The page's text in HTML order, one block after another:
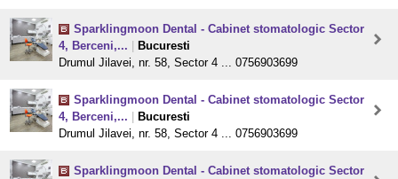
Sparklingmoon Dental - Cabinet stomatologic Sector
4, Berceni,...
Bucuresti
Drumul Jilavei, nr. 58, Sector 4 ... 0756903699
Sparklingmoon Dental - Cabinet stomatologic Sector
4, Berceni,...
Bucuresti
Drumul Jilavei, nr. 58, Sector 4 ... 0756903699
Sparklingmoon Dental - Cabinet stomatologic Sector